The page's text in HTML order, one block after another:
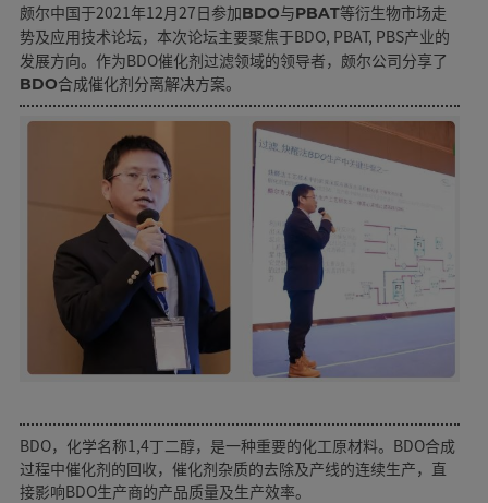
颇尔中国于2021年12月27日参加BDO与PBAT等衍生物市场走
势及应用技术论坛，本次论坛主要聚焦于BDO, PBAT, PBS产业的
发展方向。作为BDO催化剂过滤领域的领导者，颇尔公司分享了
BDO合成催化剂分离解决方案。
BDO，化学名称1,4丁二醇，是一种重要的化工原材料。BDO合成
过程中催化剂的回收，催化剂杂质的去除及产线的连续生产，直
接影响BDO生产商的产品质量及生产效率。